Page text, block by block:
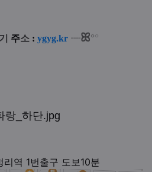
기 주소 : ygyg.kr ┈ꕤ°°
리역 1번출구 도보10분